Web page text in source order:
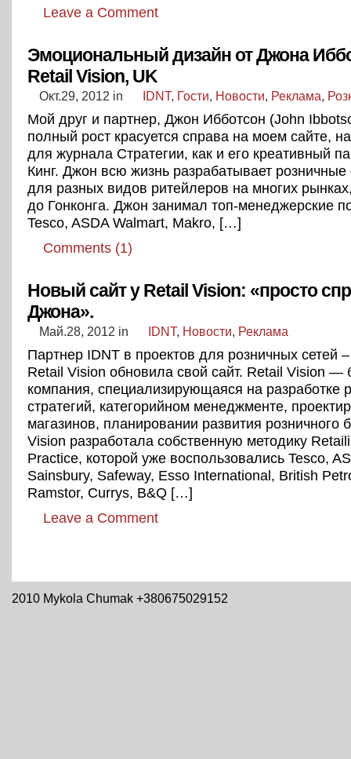
Leave a Comment
Эмоциональный дизайн от Джона
Retail Vision, UK
Окт.29, 2012 in IDNT, Гости, Новости, Реклама,
Мой друг и партнер, Джон Ибботсон (John
полный рост красуется справа на моем сайте,
для журнала Стратегии, как и его креативный
Кинг. Джон всю жизнь разрабатывает розничные
для разных видов ритейлеров на многих
до Гонконга. Джон занимал топ-менеджерские
Tesco, ASDA Walmart, Makro, […]
Comments (1)
Новый сайт у Retail Vision: «просто
Джона».
Май.28, 2012 in IDNT, Новости, Реклама
Партнер IDNT в проектов для розничных сетей
Retail Vision обновила свой сайт. Retail Vision —
компания, специализирующаяся на разработке
стратегий, категорийном менеджменте,
магазинов, планировании развития розничного
Vision разработала собственную методику
Practice, которой уже воспользовались Tesco,
Sainsbury, Safeway, Esso International, British
Ramstor, Currys, B&Q […]
Leave a Comment
2010 Mykola Chumak +380675029152